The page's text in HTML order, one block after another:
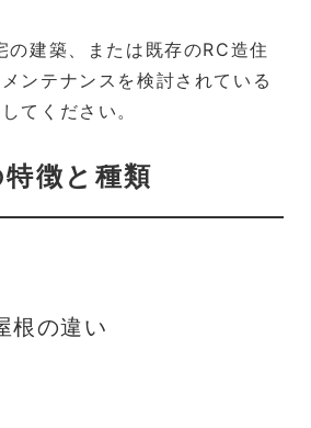
の建築、または既存のRC造住
ンテナンスを検討されている
てください。
徴と種類
根の違い